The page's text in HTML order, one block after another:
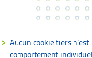
Aucun cookie tiers
comportement